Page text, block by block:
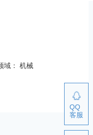
域： 机械
QQ
客服